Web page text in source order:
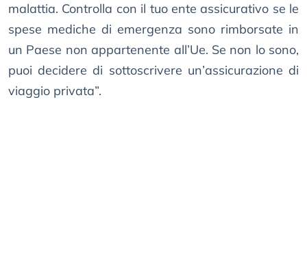
malattia. Controlla con il tuo ente assicurativo se le
spese mediche di emergenza sono rimborsate in
un Paese non appartenente all’Ue. Se non lo sono,
puoi decidere di sottoscrivere un’assicurazione di
viaggio privata”.